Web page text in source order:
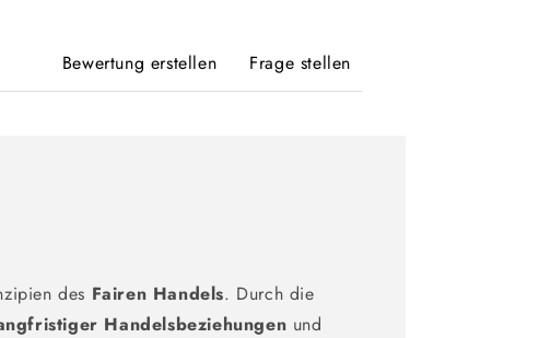
Bewertung erstellen Frage stellen
des Fairen Handels. Durch die
Handelsbeziehungen und